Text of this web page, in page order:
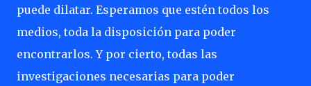
puede dilatar. Esperamos que estén todos los
medios, toda la disposición para poder
encontrarlos. Y por cierto, todas las
investigaciones necesarias para poder